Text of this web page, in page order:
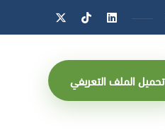
تحميل الملف التعريفي